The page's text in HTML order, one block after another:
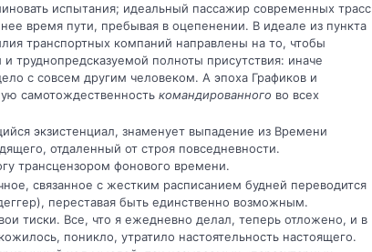
испытания; идеальный пассажир современ­ных трасс
время пути, пребывая в оцепене­нии. В идеале из пункта
транспортных компаний направлены на то, чтобы
труднопредсказуемой полноты присутствия: иначе
с совсем другим человеком. А эпоха Графиков и
самотождественность команди­рованного во всех
экзистенциал, знаменует выпадение из Времени
отдаленный от строя повседневности.
трансцензором фоново­го времени.
связанное с жестким расписанием будней переводится
переставая быть единственно возможным.
тиски. Все, что я ежедневно делал, теперь отложено, и в
поникло, утратило настоятельность настоящего.